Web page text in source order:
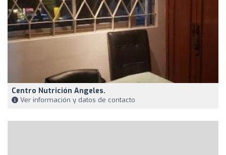
Centro Nutrición Angeles.
Ver información y datos de contacto